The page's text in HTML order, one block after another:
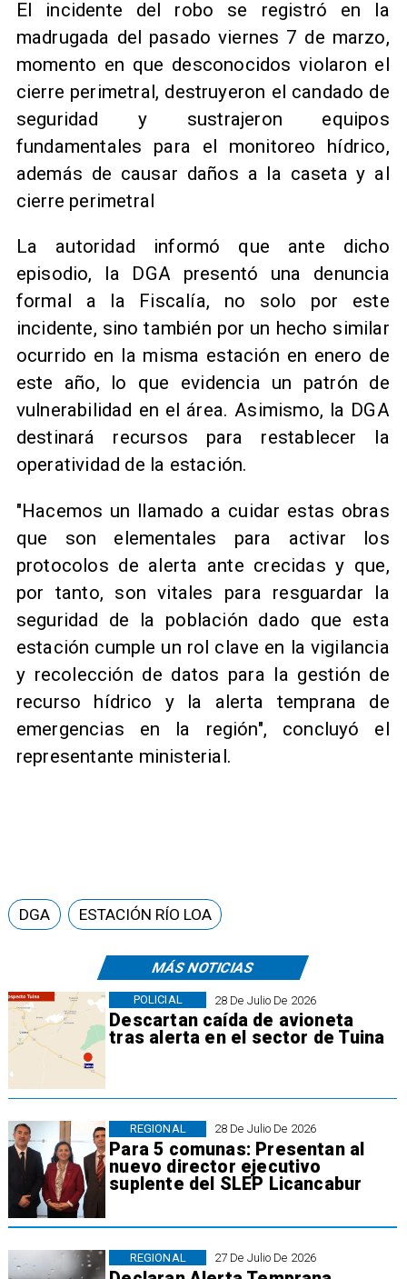
El incidente del robo se registró en la
madrugada del pasado viernes 7 de marzo,
momento en que desconocidos violaron el
cierre perimetral, destruyeron el candado de
seguridad y sustrajeron equipos
fundamentales para el monitoreo hídrico,
además de causar daños a la caseta y al
cierre perimetral
La autoridad informó que ante dicho
episodio, la DGA presentó una denuncia
formal a la Fiscalía, no solo por este
incidente, sino también por un hecho similar
ocurrido en la misma estación en enero de
este año, lo que evidencia un patrón de
vulnerabilidad en el área. Asimismo, la DGA
destinará recursos para restablecer la
operatividad de la estación.
"Hacemos un llamado a cuidar estas obras
que son elementales para activar los
protocolos de alerta ante crecidas y que,
por tanto, son vitales para resguardar la
seguridad de la población dado que esta
estación cumple un rol clave en la vigilancia
y recolección de datos para la gestión de
recurso hídrico y la alerta temprana de
emergencias en la región", concluyó el
representante ministerial.
MÁS NOTICIAS
28 De Julio De 2026
Descartan caída de avioneta
tras alerta en el sector de Tuina
POLICIAL
28 De Julio De 2026
Para 5 comunas: Presentan al
nuevo director ejecutivo
suplente del SLEP Licancabur
REGIONAL
27 De Julio De 2026
REGIONAL
DGA ESTACIÓN RÍO LOA